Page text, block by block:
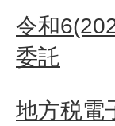
令和
委託
地方税電